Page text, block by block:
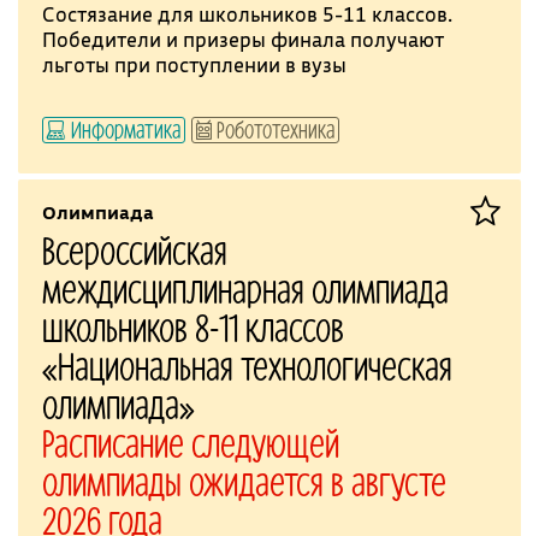
Состязание для школьников 5-11 классов.
Победители и призеры финала получают
льготы при поступлении в вузы
Информатика Робототехника
Олимпиада
Всероссийская
междисциплинарная олимпиада
школьников 8-11 классов
«Национальная технологическая
олимпиада»
Расписание следующей
олимпиады ожидается в августе
2026 года